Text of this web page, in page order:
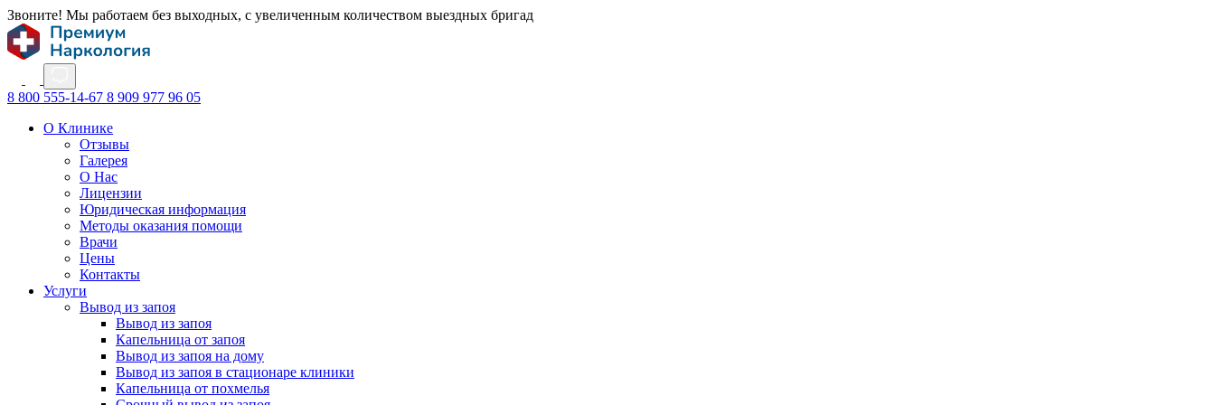
Звоните! Мы работаем без выходных, с увеличенным количеством выездных бригад
8 800 555-14-67 8 909 977 96 05
О Клинике
Отзывы
Галерея
О Нас
Лицензии
Юридическая информация
Методы оказания помощи
Врачи
Цены
Контакты
Услуги
Вывод из запоя
Вывод из запоя
Капельница от запоя
Вывод из запоя на дому
Вывод из запоя в стационаре клиники
Капельница от похмелья